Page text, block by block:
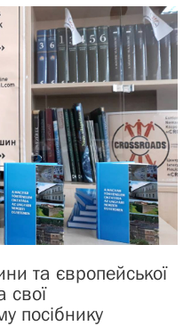
та європейської
свої
посібнику